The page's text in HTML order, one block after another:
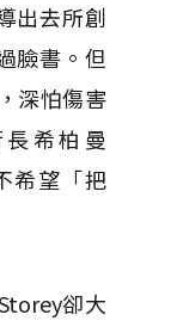
出去所創
臉書。但
深怕傷害
希柏曼
希望「把
卻大